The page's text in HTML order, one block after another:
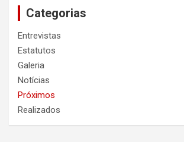
Categorias
Entrevistas
Estatutos
Galeria
Notícias
Próximos
Realizados